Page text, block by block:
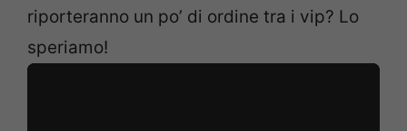
riporteranno un po’ di ordine tra i vip? Lo
speriamo!